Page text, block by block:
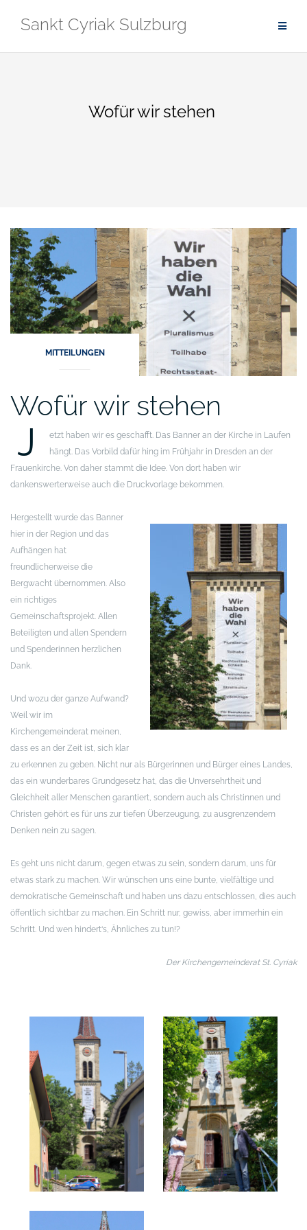
InhaltSankt Cyriak Sulzburg
Wofür wir stehen
MITTEILUNGEN
Wofür wir stehen
J
etzt haben wir es geschafft. Das Banner an der Kirche in Laufen
hängt. Das Vorbild dafür hing im Frühjahr in Dresden an der
Frauenkirche. Von daher stammt die Idee. Von dort haben wir
dankenswerterweise auch die Druckvorlage bekommen.
Hergestellt wurde das Banner
hier in der Region und das
Aufhängen hat
freundlicherweise die
Bergwacht übernommen. Also
ein richtiges
Gemeinschaftsprojekt. Allen
Beteiligten und allen Spendern
und Spenderinnen herzlichen
Dank.
Und wozu der ganze Aufwand?
Weil wir im
Kirchengemeinderat meinen,
dass es an der Zeit ist, sich klar
zu erkennen zu geben. Nicht nur als Bürgerinnen und Bürger eines Landes,
das ein wunderbares Grundgesetz hat, das die Unversehrtheit und
Gleichheit aller Menschen garantiert, sondern auch als Christinnen und
Christen gehört es für uns zur tiefen Überzeugung, zu ausgrenzendem
Denken nein zu sagen.
Es geht uns nicht darum, gegen etwas zu sein, sondern darum, uns für
etwas stark zu machen. Wir wünschen uns eine bunte, vielfältige und
demokratische Gemeinschaft und haben uns dazu entschlossen, dies auch
öffentlich sichtbar zu machen. Ein Schritt nur, gewiss, aber immerhin ein
Schritt. Und wen hindert‘s, Ähnliches zu tun!?
Der Kirchengemeinderat St. Cyriak